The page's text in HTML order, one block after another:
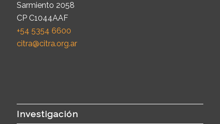
Sarmiento 2058
CP C1044AAF
+54 5354 6600
citra@citra.org.ar
Investigación